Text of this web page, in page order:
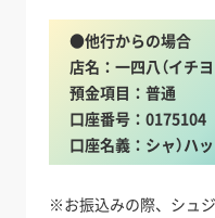
●他行からの場合
店名：一四八（イチヨ
預金項目：普通
口座番号：0175104
口座名義：シャ）ハ
※お振込みの際、シュ